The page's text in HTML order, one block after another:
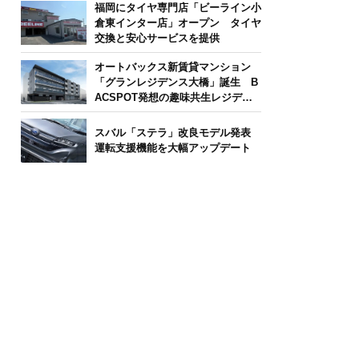
福岡にタイヤ専門店「ビーライン小
倉東インター店」オープン タイヤ
交換と安心サービスを提供
オートバックス新賃貸マンション
「グランレジデンス大橋」誕生 B
ACSPOT発想の趣味共生レジデン
ス
スバル「ステラ」改良モデル発表
運転支援機能を大幅アップデート